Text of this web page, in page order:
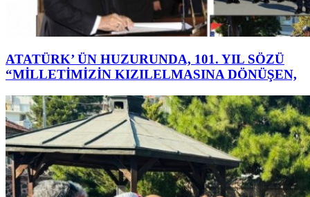
ATATÜRK’ ÜN HUZURUNDA, 101. YIL SÖZÜ
“MİLLETİMİZİN KIZILELMASINA DÖNÜŞEN,